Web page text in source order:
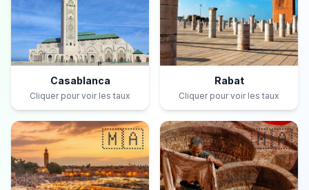
Casablanca
Cliquer pour voir les taux
Rabat
Cliquer pour voir les taux
🇲🇦 🇲🇦